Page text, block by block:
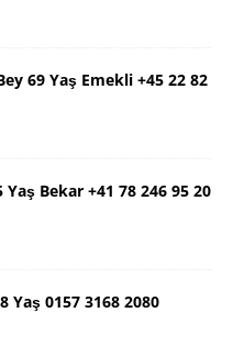
69 Yaş Emekli +45 22 82
Bekar +41 78 246 95 20
Yaş 0157 3168 2080